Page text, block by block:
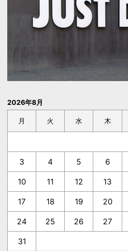
2026年8月
月 火 水 木
3 4 5 6
10 11 12 13
17 18 19 20
24 25 26 27
31